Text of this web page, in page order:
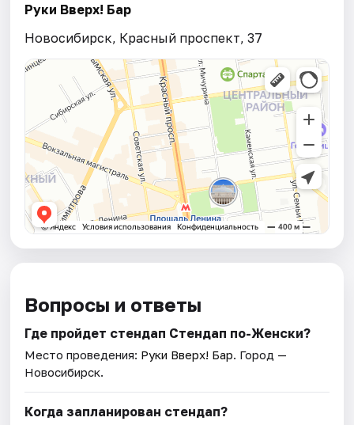
Руки Вверх! Бар
Новосибирск, Красный проспект, 37
Вопросы и ответы
Где пройдет стендап Стендап по-Женски?
Место проведения: Руки Вверх! Бар. Город —
Новосибирск.
Когда запланирован стендап?